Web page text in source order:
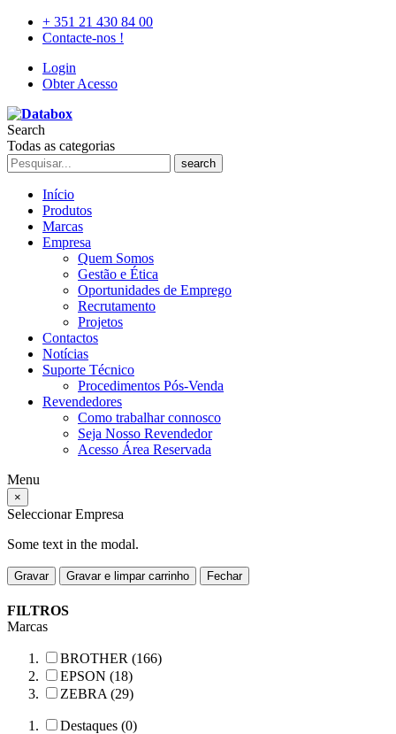
+ 351 21 430 84 00
Contacte-nos !
Login
Obter Acesso
Search
Todas as categorias
search
Início
Produtos
Marcas
Empresa
Quem Somos
Gestão e Ética
Oportunidades de Emprego
Recrutamento
Projetos
Contactos
Notícias
Suporte Técnico
Procedimentos Pós-Venda
Revendedores
Como trabalhar connosco
Seja Nosso Revendedor
Acesso Área Reservada
Menu
×
Seleccionar Empresa
Some text in the modal.
Gravar Gravar e limpar carrinho Fechar
FILTROS
Marcas
BROTHER (166)
EPSON (18)
ZEBRA (29)
Destaques (0)